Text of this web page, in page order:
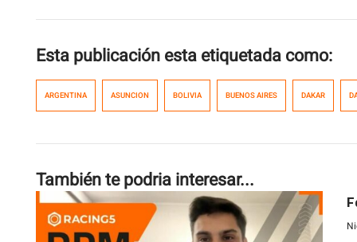
Esta publicación esta etiquetada como:
ARGENTINA ASUNCION BOLIVIA BUENOS AIRES DAKAR
También te podria interesar...